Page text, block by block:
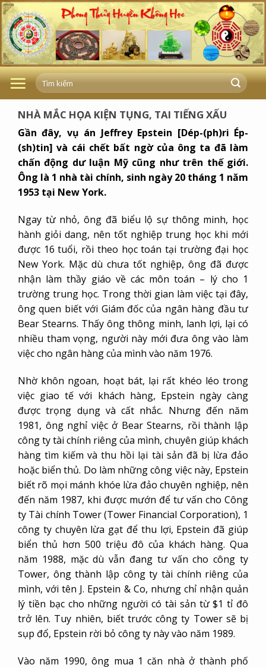
Skip
to
content
NHÀ MẮC HỌA KIỆN TỤNG, TAI TIẾNG XẤU
Gần đây, vụ án Jeffrey Epstein [Dép-(ph)ri Ép-
(sh)tin] và cái chết bất ngờ của ông ta đã làm
chấn động dư luận Mỹ cũng như trên thế giới.
Ông là 1 nhà tài chính, sinh ngày 20 tháng 1 năm
1953 tại New York.
Ngay từ nhỏ, ông đã biểu lộ sự thông minh, học
hành giỏi dang, nên tốt nghiệp trung học khi mới
được 16 tuổi, rồi theo học toán tại trường đại học
New York. Mặc dù chưa tốt nghiệp, ông đã được
nhận làm thầy giáo về các môn toán – lý cho 1
trường trung học. Trong thời gian làm việc tại đây,
ông quen biết với Giám đốc của ngân hàng đầu tư
Bear Stearns. Thấy ông thông minh, lanh lợi, lại có
nhiều tham vọng, người này mới đưa ông vào làm
việc cho ngân hàng của mình vào năm 1976.
Nhờ khôn ngoan, hoạt bát, lại rất khéo léo trong
việc giao tế với khách hàng, Epstein ngày càng
được trọng dụng và cất nhắc. Nhưng đến năm
1981, ông nghỉ việc ở Bear Stearns, rồi thành lập
công ty tài chính riêng của mình, chuyên giúp khách
hàng tìm kiếm và thu hồi lại tài sản đã bị lừa đảo
hoặc biển thủ. Do làm những công việc này, Epstein
biết rõ mọi mánh khóe lừa đảo chuyên nghiệp, nên
đến năm 1987, khi được mướn để tư vấn cho Công
ty Tài chính Tower (Tower Financial Corporation), 1
công ty chuyên lừa gạt để thu lợi, Epstein đã giúp
biển thủ hơn 500 triệu đô của khách hàng. Qua
năm 1988, mặc dù vẫn đang tư vấn cho công ty
Tower, ông thành lập công ty tài chính riêng của
mình, với tên J. Epstein & Co, nhưng chỉ nhận quản
lý tiền bạc cho những người có tài sản từ $1 tỉ đô
trở lên. Tuy nhiên, biết trước công ty Tower sẽ bị
sụp đổ, Epstein rời bỏ công ty này vào năm 1989.
Vào năm 1990, ông mua 1 căn nhà ở thành phố